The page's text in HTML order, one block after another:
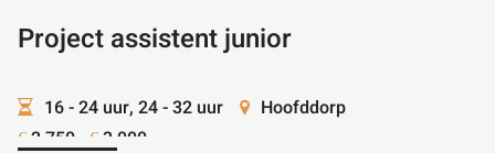
Project assistent junior
16 - 24 uur, 24 - 32 uur Hoofddorp
€ 2.750 - € 3.000